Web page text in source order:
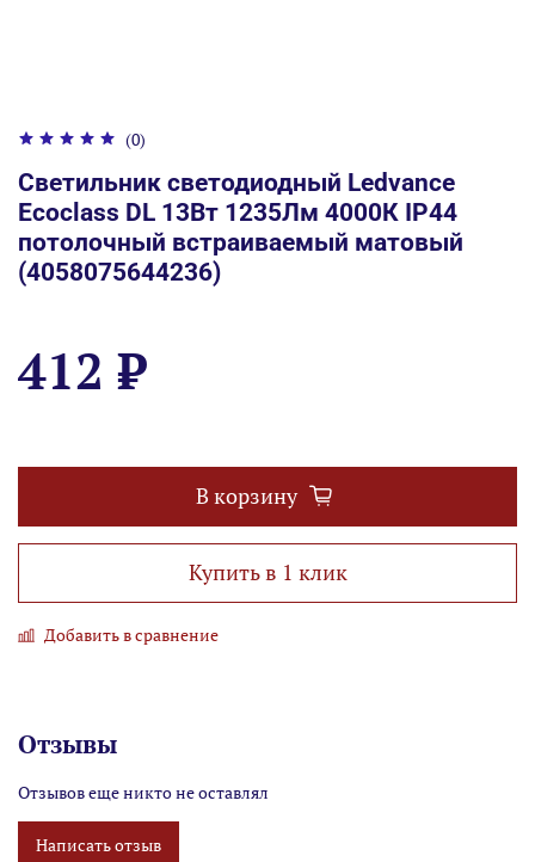
(0)
Светильник светодиодный Ledvance
Ecoclass DL 13Вт 1235Лм 4000К IP44
потолочный встраиваемый матовый
(4058075644236)
412 ₽
В корзину
Купить в 1 клик
Добавить в сравнение
Отзывы
Отзывов еще никто не оставлял
Написать отзыв